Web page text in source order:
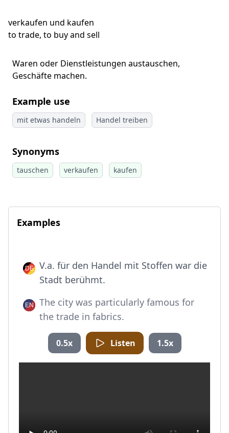
verkaufen und kaufen
to trade, to buy and sell
Waren oder Dienstleistungen austauschen,
Geschäfte machen.
Example use
mit etwas handeln Handel treiben
Synonyms
tauschen verkaufen kaufen
Examples
V.a. für den Handel mit Stoffen war die
Stadt berühmt.
The city was particularly famous for
the trade in fabrics.
0.5x Listen 1.5x